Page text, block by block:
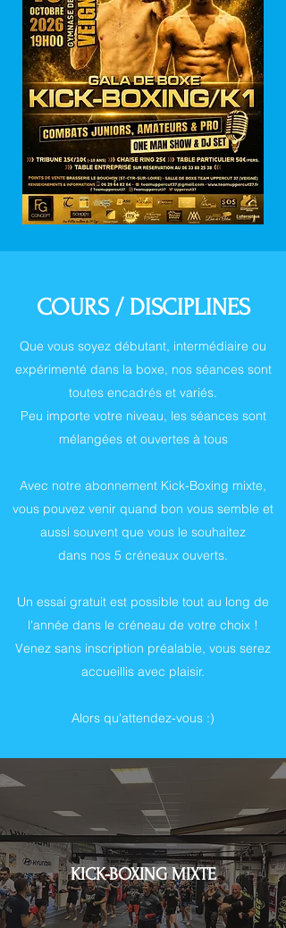
COURS / DISCIPLINES
Que vous soyez débutant, intermédiaire ou
expérimenté dans la boxe, nos séances sont
toutes encadrés et variés.
Peu importe votre niveau, les séances sont
mélangées et ouvertes à tous
Avec notre abonnement Kick-Boxing mixte,
vous pouvez venir quand bon vous semble et
aussi souvent que vous le souhaitez
dans nos 5 créneaux ouverts.
Un essai gratuit est possible tout au long de
l'année dans le créneau de votre choix !
Venez sans inscription préalable, vous serez
accueillis avec plaisir.
Alors qu'attendez-vous :)
KICK-BOXING MIXTE